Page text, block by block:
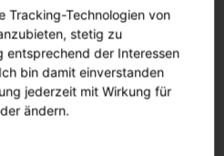
Tracking-Technologien von
stetig zu
entsprechend der Interessen
bin damit einverstanden
jederzeit mit Wirkung für
ändern.